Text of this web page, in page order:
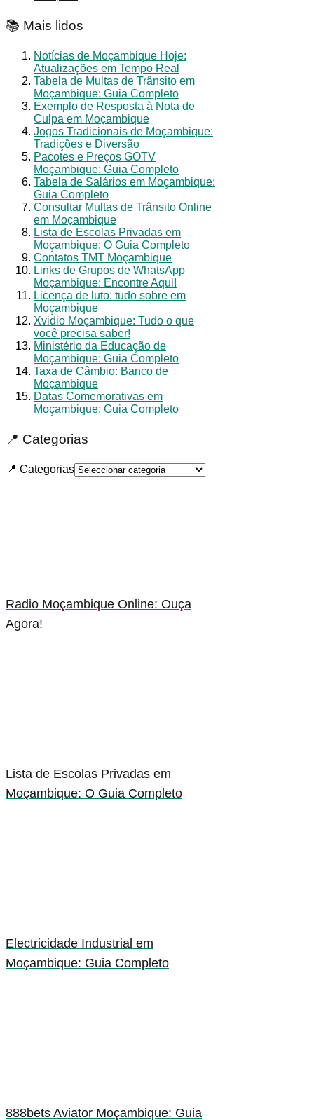
📚 Mais lidos
Notícias de Moçambique Hoje:
Atualizações em Tempo Real
Tabela de Multas de Trânsito em
Moçambique: Guia Completo
Exemplo de Resposta à Nota de
Culpa em Moçambique
Jogos Tradicionais de Moçambique:
Tradições e Diversão
Pacotes e Preços GOTV
Moçambique: Guia Completo
Tabela de Salários em Moçambique:
Guia Completo
Consultar Multas de Trânsito Online
em Moçambique
Lista de Escolas Privadas em
Moçambique: O Guia Completo
Contatos TMT Moçambique
Links de Grupos de WhatsApp
Moçambique: Encontre Aqui!
Licença de luto: tudo sobre em
Moçambique
Xvidio Moçambique: Tudo o que
você precisa saber!
Ministério da Educação de
Moçambique: Guia Completo
Taxa de Câmbio: Banco de
Moçambique
Datas Comemorativas em
Moçambique: Guia Completo
📍 Categorias
📍 Categorias
Radio Moçambique Online: Ouça
Agora!
Lista de Escolas Privadas em
Moçambique: O Guia Completo
Electricidade Industrial em
Moçambique: Guia Completo
888bets Aviator Moçambique: Guia